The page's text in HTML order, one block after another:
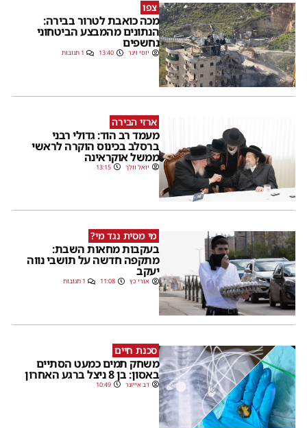
צפו
מכה כואבת לטרור בבירה:
הנתונים מהמבצע הביטחוני
נחשפים
יוסי וינר 13:40 1 תגובות
ארזי הבירה
מעמד רב הוד: גדולי רבני
ברסלב בכינוס הוקרה לראשי
ממשל אוקראינה
יואל וולך 13:15
מי מסית נגד מי?
בעקבות מחאות השבת:
מתקפה חדשה על תושבי נווה
יעקב
אורי כץ 11:08 1 תגובות
סכנת חיים
משחק תמים כמעט הסתיים
באסון: בן 8 ניצל ברגע האחרון
דב אייזנר 10:49